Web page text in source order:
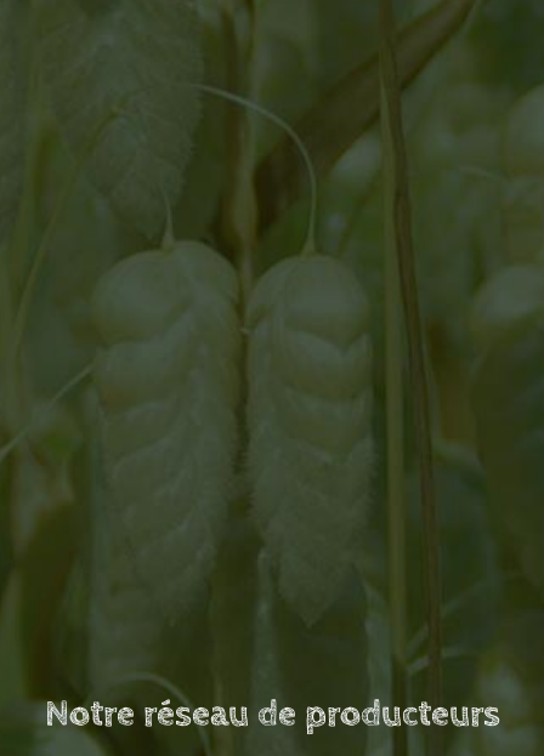
Notre réseau de producteurs